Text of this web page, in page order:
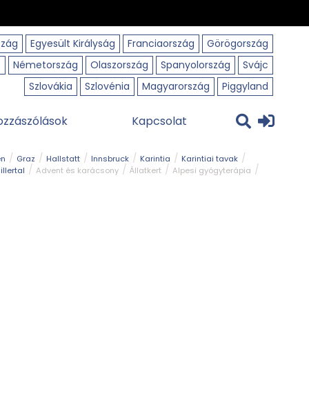
Egyesült Királyság Franciaország
Görögország
Németország Olaszország Spanyolország
Svájc
Szlovákia
Szlovénia Magyarország Piggyland
Kapcsolat
Graz Hallstatt Innsbruck Karintia
Karintiai tavak
Advent és karácsony Állatkert Alpesi gyógyterápia